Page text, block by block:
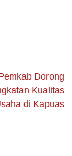
Dorong
Kualitas
di Kapuas